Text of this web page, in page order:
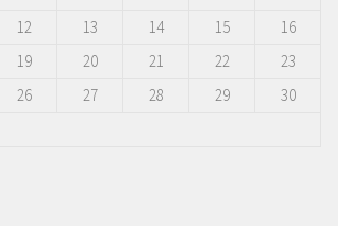
12 13 14 15
16
19 20 21 22
23
26 27 28 29
30